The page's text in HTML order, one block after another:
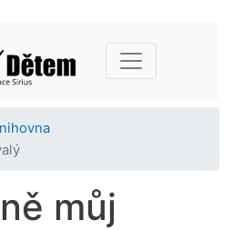
hlavnímu
obsahu
můj